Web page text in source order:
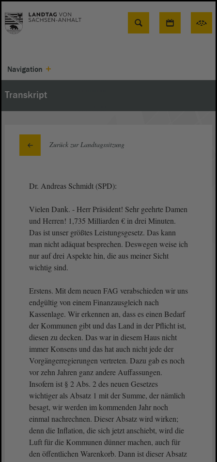
Suche
Navigation
Transkript
Zurück zur Landtagssitzung
Dr. Andreas Schmidt (SPD):
Vielen Dank. - Herr Präsident! Sehr geehrte Damen
und Herren! 1,735 Milliarden € in drei Minuten.
Das ist unser größtes Leistungsgesetz. Das kann
man nicht adäquat besprechen. Deswegen weise ich
nur auf drei Aspekte hin, die aus meiner Sicht
wichtig sind.
Erstens. Mit dem neuen FAG verabschieden wir uns
endgültig von einem Finanzausgleich nach
Kassenlage. Wir erkennen an, dass es einen Bedarf
der Kommunen gibt und das Land in der Pflicht ist,
diesen zu decken. Das war in diesem Haus nicht
immer Konsens und das hat auch nicht jede der
Vorgängerregierungen vertreten. Dazu gab es noch
vor zehn Jahren ganz andere Auffassungen.
Insofern ist § 2 Abs. 2 des neuen Gesetzes
wichtiger als Absatz 1 mit der Summe, der nämlich
besagt, wir werden im kommenden Jahr noch
einmal nachrechnen. Dieser Absatz wird wirken;
denn die Inflation, die sich jetzt anschiebt, wird die
Luft für die Kommunen dünner machen, auch für
den öffentlichen Warenkorb. Dann ist dieser Absatz